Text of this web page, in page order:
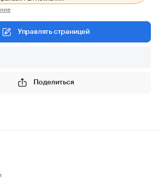
Управлять страницей
Поделиться